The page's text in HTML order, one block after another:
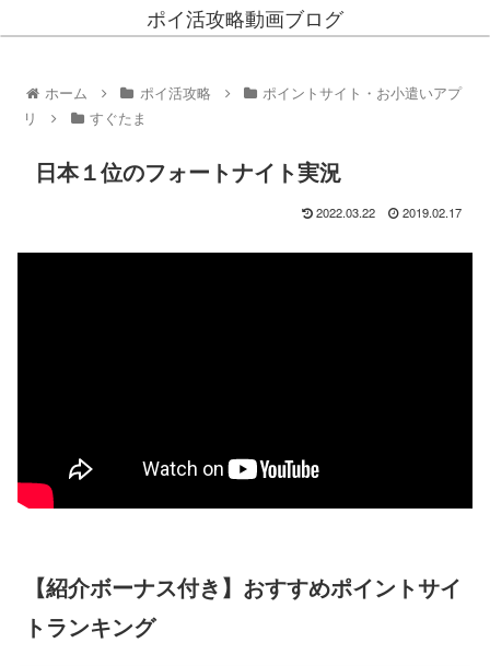
ポイ活攻略動画ブログ
ホーム ポイ活攻略
ポイントサイト・お小遣いアプ
リ
すぐたま
日本１位のフォートナイト実況
2022.03.22 2019.02.17
【紹介ボーナス付き】おすすめポイントサイ
トランキング